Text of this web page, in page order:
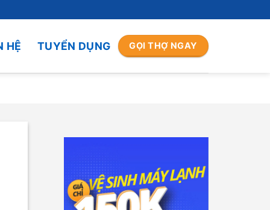
HỆ TUYỂN DỤNG GỌI THỢ NGAY